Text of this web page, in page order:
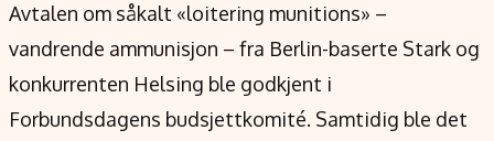
Avtalen om såkalt «loitering munitions» –
vandrende ammunisjon – fra Berlin-baserte Stark og
konkurrenten Helsing ble godkjent i
Forbundsdagens budsjettkomité. Samtidig ble det